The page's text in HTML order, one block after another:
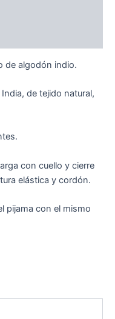
de algodón indio.
de tejido natural,
con cuello y cierre
elástica y cordón.
pijama con el mismo